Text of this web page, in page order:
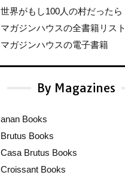
世界がもし100人の村だったら
マガジンハウスの全書籍リスト
マガジンハウスの電子書籍
By Magazines
anan Books
Brutus Books
Casa Brutus Books
Croissant Books